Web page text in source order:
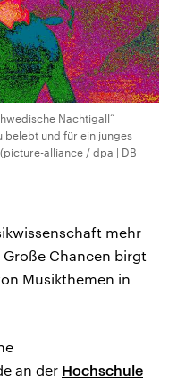
Nachtigall“
belebt und für ein junges
alliance / dpa | DB
mehr
Chancen birgt
Musikthemen in
an der Hochschule